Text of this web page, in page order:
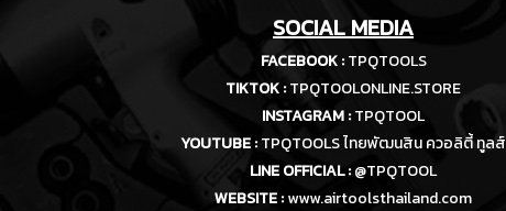
SOCIAL MEDIA
FACEBOOK : TPQTOOLS
TIKTOK :TPQTOOLONLINE.STORE
INSTAGRAM :TPQTOOL
YOUTUBE :TPQTOOLS ไทยพัฒนสิน ควอลิตี้ ทูลส์
LINE OFFICIAL :@TPQTOOL
WEBSITE :www.airtoolsthailand.com